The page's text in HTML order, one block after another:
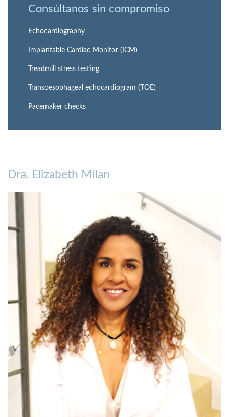
Consúltanos sin compromiso
Echocardiography
Implantable Cardiac Monitor (ICM)
Treadmill stress testing
Transoesophageal echocardiogram (TOE)
Pacemaker checks
Dra. Elizabeth Milan